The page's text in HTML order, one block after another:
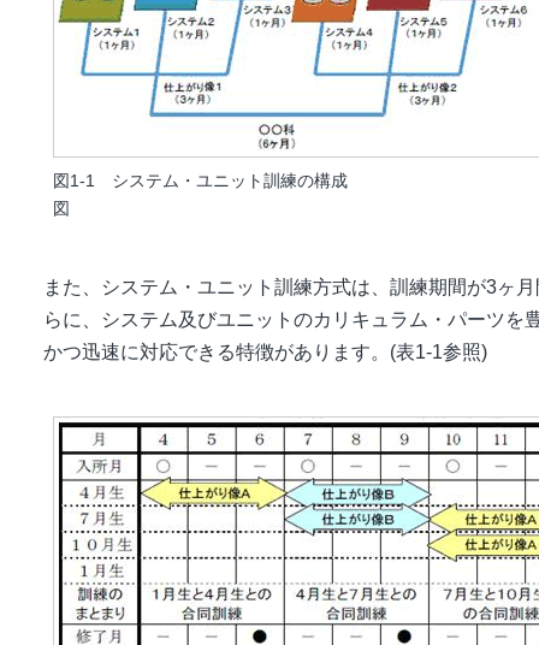
図1-1 システム・ユニット訓練の構成
図
また、システム・ユニット訓練方式は、訓練期間が3ヶ
らに、システム及びユニットのカリキュラム・パーツ
かつ迅速に対応できる特徴があります。(表1-1参照)